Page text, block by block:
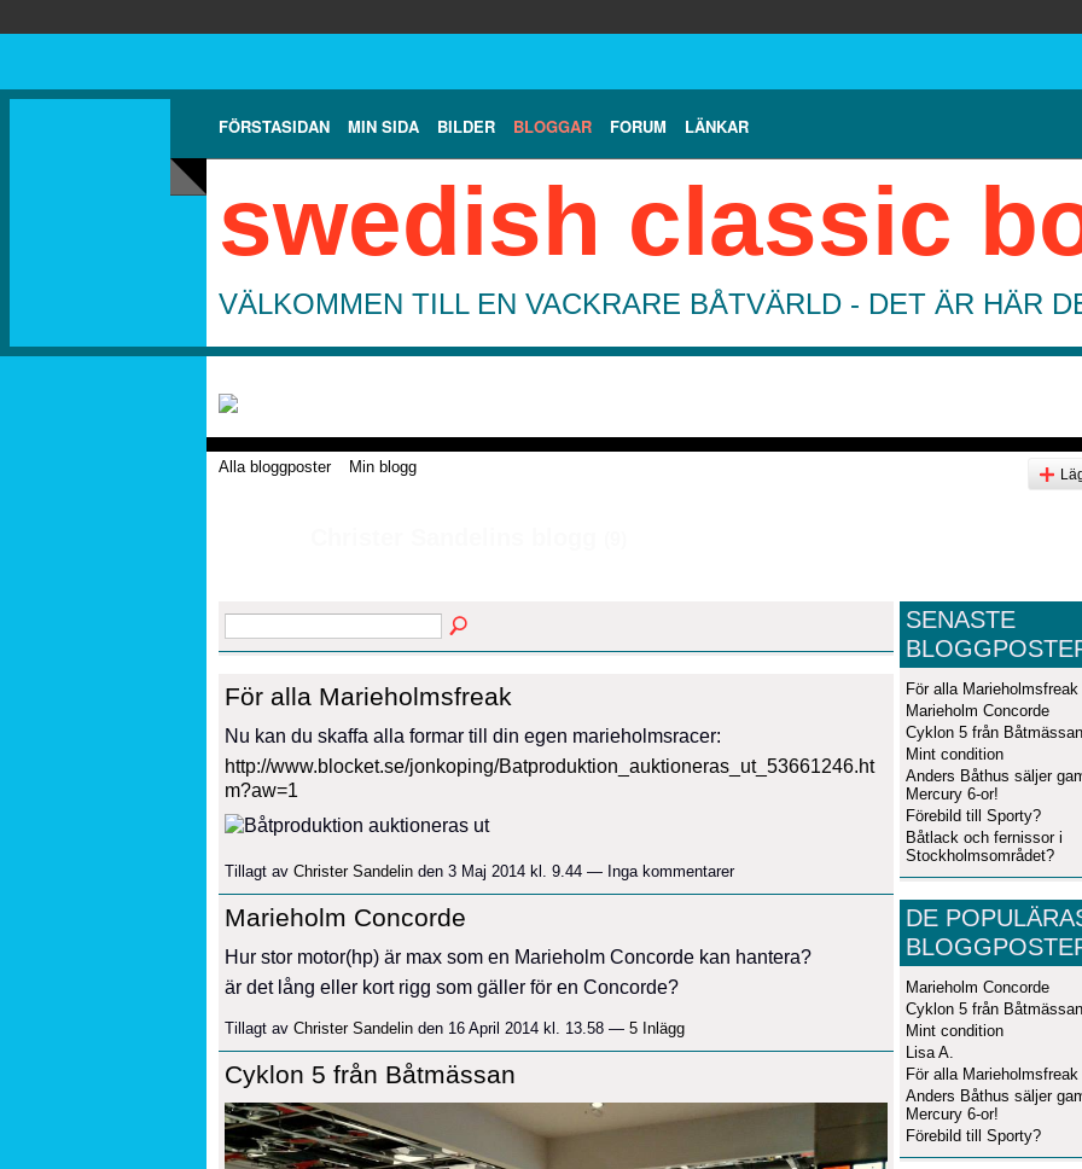
FÖRSTASIDAN MIN SIDA BILDER BLOGGAR FORUM LÄNKAR
swedish classic
VÄLKOMMEN TILL EN VACKRARE BÅTVÄRLD - DET ÄR HÄR
Alla bloggposter Min blogg
För alla Marieholmsfreak
Nu kan du skaffa alla formar till din egen marieholmsracer:
http://www.blocket.se/jonkoping/Batproduktion_auktioneras_ut_53661246.ht
m?aw=1
Tillagt av Christer Sandelin den 3 Maj 2014 kl. 9.44 — Inga kommentarer
Marieholm Concorde
Hur stor motor(hp) är max som en Marieholm Concorde kan hantera?
är det lång eller kort rigg som gäller för en Concorde?
Tillagt av Christer Sandelin den 16 April 2014 kl. 13.58 — 5 Inlägg
Cyklon 5 från Båtmässan
SENASTE
För alla Marieholmsfreak
Marieholm Concorde
Cyklon 5 från Båtmässan
Mint condition
Anders Båthus säljer
Mercury 6-or!
Förebild till Sporty?
Båtlack och fernissor i
Stockholmsområdet?
DE
Marieholm Concorde
Cyklon 5 från Båtmässan
Mint condition
Lisa A.
För alla Marieholmsfreak
Anders Båthus säljer
Mercury 6-or!
Förebild till Sporty?